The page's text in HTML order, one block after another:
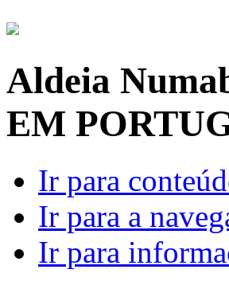
Aldeia
EM
Ir para
Ir para a
Ir para